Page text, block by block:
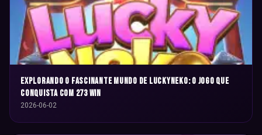
Explorando o Fascinante Mundo de LuckyNeko: O Jogo que
Conquista com 273 Win
2026-06-02